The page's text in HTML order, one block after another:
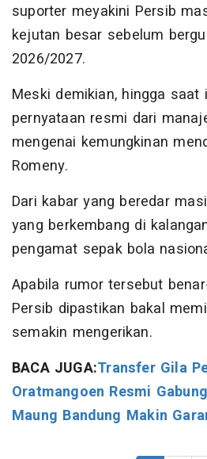
suporter meyakini Persib
kejutan besar sebelum
2026/2027.
Meski demikian, hingga saat
pernyataan resmi dari
mengenai kemungkinan
Romeny.
Dari kabar yang beredar
yang berkembang di
pengamat sepak bola
Apabila rumor tersebut
Persib dipastikan bakal
semakin mengerikan.
BACA JUGA:Transfer Gila
Oratmangoen Resmi
Maung Bandung Makin